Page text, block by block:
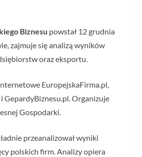
Biznesu powstał 12 grudnia
zajmuje się analizą wyników
oraz eksportu.
EuropejskaFirma.pl,
GepardyBiznesu.pl. Organizuje
Gospodarki.
przeanalizował wyniki
polskich firm. Analizy opiera